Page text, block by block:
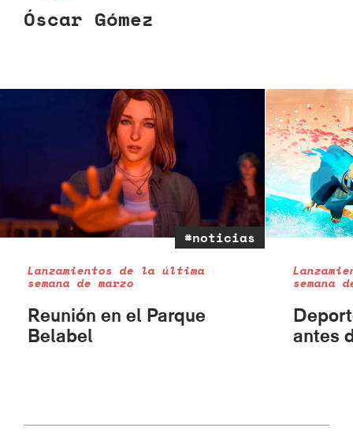
Óscar Gómez
#noticias
Lanzamientos de la última
semana de marzo
Reunión en el Parque
Belabel
semana
antes